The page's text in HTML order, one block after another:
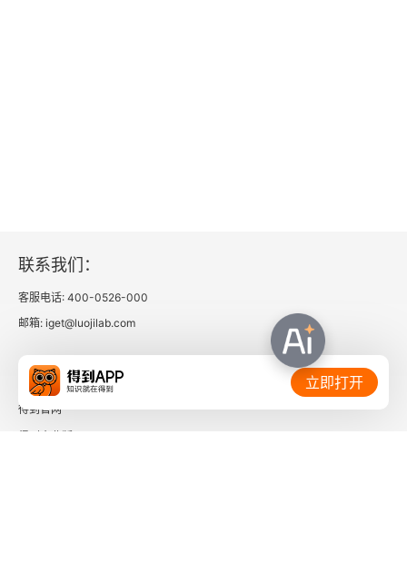
联系我们：
客服电话: 400-0526-000
邮箱: iget@luojilab.com
相关链接：
得到官网
立即打开